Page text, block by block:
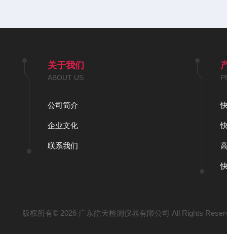
关于我们
ABOUT US
公司简介
企业文化
联系我们
版权所有© 2026 广东皓天检测仪器有限公司 All Rights